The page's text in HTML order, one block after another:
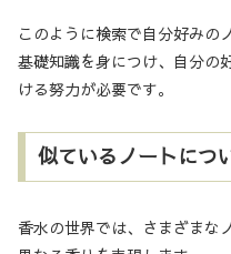
このように検索で自分好みの
基礎知識を身につけ、自分の
ける努力が必要です。
似ているノートにつ
香水の世界では、さまざまな